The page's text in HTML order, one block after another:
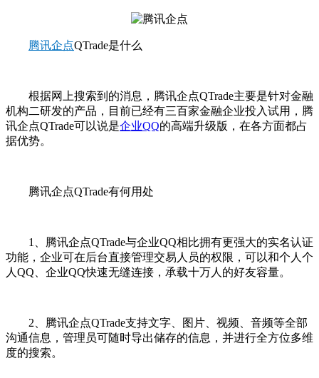
腾讯企点QTrade是什么
根据网上搜索到的消息，腾讯企点QTrade主要是针对金融
机构二研发的产品，目前已经有三百家金融企业投入试用，腾
讯企点QTrade可以说是企业QQ的高端升级版，在各方面都占
据优势。
腾讯企点QTrade有何用处
1、腾讯企点QTrade与企业QQ相比拥有更强大的实名认证
功能，企业可在后台直接管理交易人员的权限，可以和个人个
人QQ、企业QQ快速无缝连接，承载十万人的好友容量。
2、腾讯企点QTrade支持文字、图片、视频、音频等全部
沟通信息，管理员可随时导出储存的信息，并进行全方位多维
度的搜索。